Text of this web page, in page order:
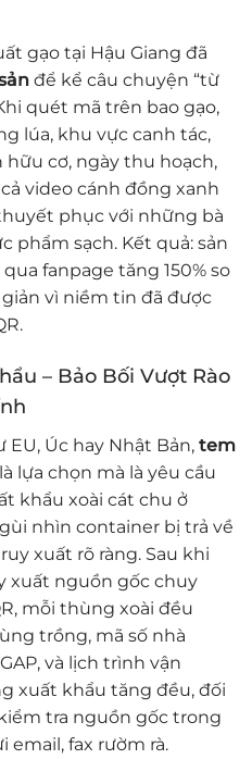
gạo tại Hậu Giang đã
để kể câu chuyện “từ
quét mã trên bao gạo,
lúa, khu vực canh tác,
cơ, ngày thu hoạch,
video cánh đồng xanh
phục với những bà
phẩm sạch. Kết quả: sản
fanpage tăng 150% so
vì niềm tin đã được
– Bảo Bối Vượt Rào
Úc hay Nhật Bản, tem
lựa chọn mà là yêu cầu
khẩu xoài cát chu ở
nhìn container bị trả về
xuất rõ ràng. Sau khi
xuất nguồn gốc chuy
mỗi thùng xoài đều
trồng, mã số nhà
và lịch trình vận
xuất khẩu tăng đều, đối
tra nguồn gốc trong
email, fax rườm rà.